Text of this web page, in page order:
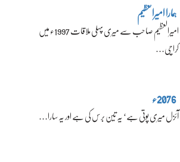
ہمارا امیرالعظیم
امیرالعظیم صاحب سے میری پہلی ملاقات 1997ء میں
کراچی…
2076ء
آئزل میری پوتی ہے‘ یہ تین برس کی ہے اور یہ سارا…